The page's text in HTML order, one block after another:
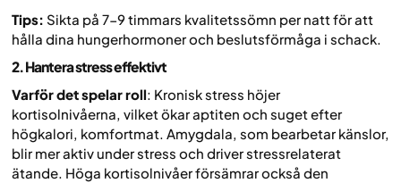
Tips: Sikta på 7-9 timmars kvalitetssömn per natt för att
hålla dina hungerhormoner och beslutsförmåga i schack.
2. Hantera stress effektivt
Varför det spelar roll: Kronisk stress höjer
kortisolnivåerna, vilket ökar aptiten och suget efter
högkalori, komfortmat. Amygdala, som bearbetar känslor,
blir mer aktiv under stress och driver stressrelaterat
ätande. Höga kortisolnivåer försämrar också den